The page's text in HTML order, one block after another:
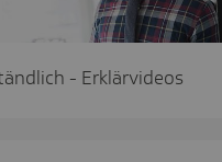
- Erklärvideos